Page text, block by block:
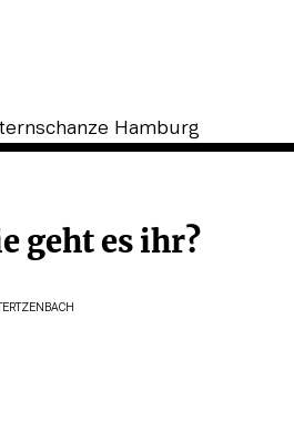
geht es ihr?